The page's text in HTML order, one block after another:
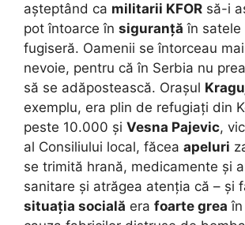
așteptând ca militarii KFOR să-i
pot întoarce în siguranță în satele
fugiseră. Oamenii se întorceau
nevoie, pentru că în Serbia nu
să se adăpostească. Orașul
exemplu, era plin de refugiați din
peste 10.000 și Vesna Pajevic,
al Consiliului local, făcea apeluri
se trimită hrană, medicamente și
sanitare și atrăgea atenția că – și
situația socială era foarte grea în